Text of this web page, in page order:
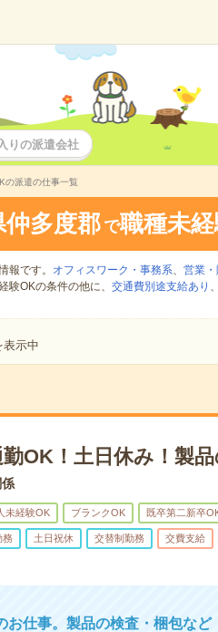
りの派遣会社
の派遣の仕事一覧
多度郡 で職種未
報です。 オフィスワーク・事務系、 営業
験OKの条件の他に、 交通費別途支給あり 、
表示中
OK！土日休み！製
未経験OK ブランクOK 既卒第二新卒
務 土日祝休 交替制勤務 交費支給
お仕事。製品の検査・梱包など